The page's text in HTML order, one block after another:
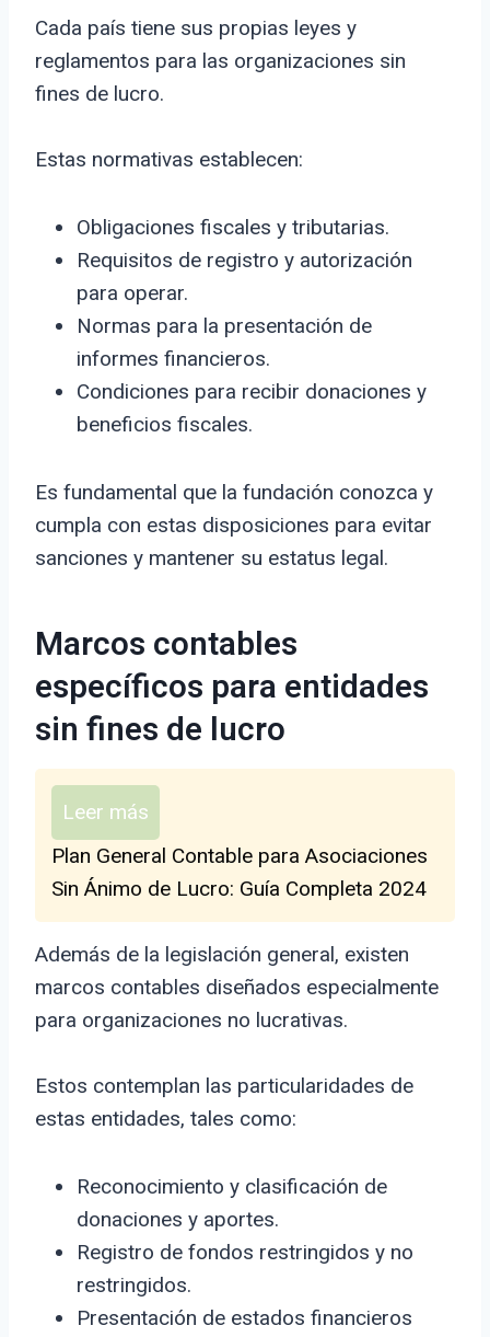
Cada país tiene sus propias leyes y
reglamentos para las organizaciones sin
fines de lucro.
Estas normativas establecen:
Obligaciones fiscales y tributarias.
Requisitos de registro y autorización
para operar.
Normas para la presentación de
informes financieros.
Condiciones para recibir donaciones y
beneficios fiscales.
Es fundamental que la fundación conozca y
cumpla con estas disposiciones para evitar
sanciones y mantener su estatus legal.
Marcos contables
específicos para entidades
sin fines de lucro
Leer más
Plan General Contable para Asociaciones
Sin Ánimo de Lucro: Guía Completa 2024
Además de la legislación general, existen
marcos contables diseñados especialmente
para organizaciones no lucrativas.
Estos contemplan las particularidades de
estas entidades, tales como:
Reconocimiento y clasificación de
donaciones y aportes.
Registro de fondos restringidos y no
restringidos.
Presentación de estados financieros